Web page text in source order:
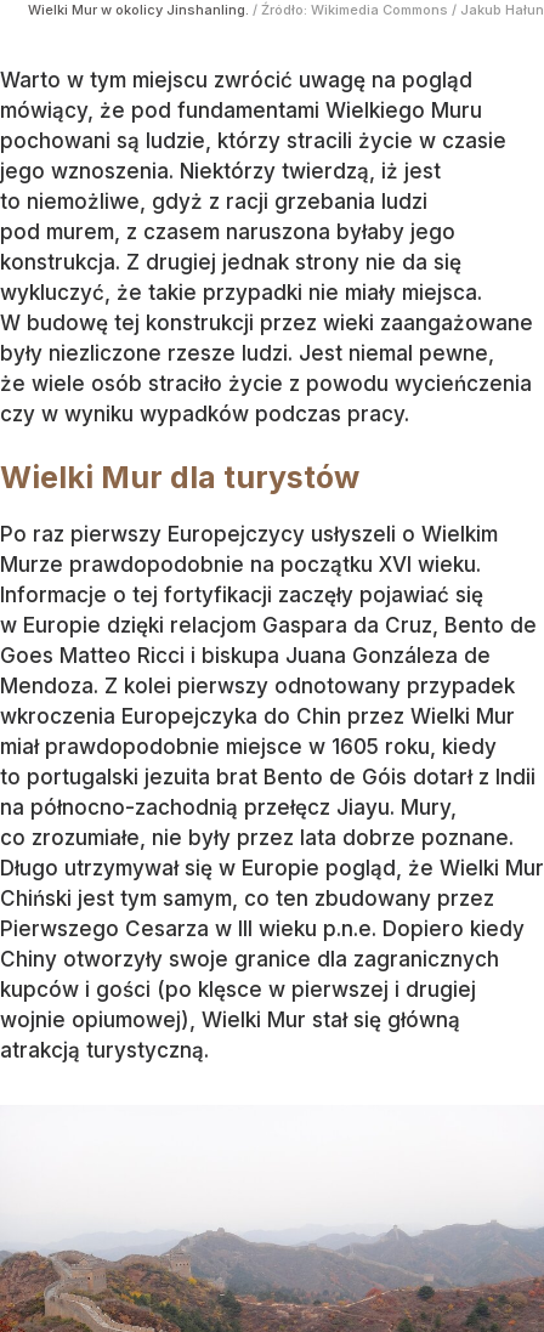
Wielki Mur w okolicy Jinshanling. / Źródło: Wikimedia Commons / Jakub Hałun
Warto w tym miejscu zwrócić uwagę na pogląd
mówiący, że pod fundamentami Wielkiego Muru
pochowani są ludzie, którzy stracili życie w czasie
jego wznoszenia. Niektórzy twierdzą, iż jest
to niemożliwe, gdyż z racji grzebania ludzi
pod murem, z czasem naruszona byłaby jego
konstrukcja. Z drugiej jednak strony nie da się
wykluczyć, że takie przypadki nie miały miejsca.
W budowę tej konstrukcji przez wieki zaangażowane
były niezliczone rzesze ludzi. Jest niemal pewne,
że wiele osób straciło życie z powodu wycieńczenia
czy w wyniku wypadków podczas pracy.
Wielki Mur dla turystów
Po raz pierwszy Europejczycy usłyszeli o Wielkim
Murze prawdopodobnie na początku XVI wieku.
Informacje o tej fortyfikacji zaczęły pojawiać się
w Europie dzięki relacjom Gaspara da Cruz, Bento de
Goes Matteo Ricci i biskupa Juana Gonzáleza de
Mendoza. Z kolei pierwszy odnotowany przypadek
wkroczenia Europejczyka do Chin przez Wielki Mur
miał prawdopodobnie miejsce w 1605 roku, kiedy
to portugalski jezuita brat Bento de Góis dotarł z Indii
na północno-zachodnią przełęcz Jiayu. Mury,
co zrozumiałe, nie były przez lata dobrze poznane.
Długo utrzymywał się w Europie pogląd, że Wielki Mur
Chiński jest tym samym, co ten zbudowany przez
Pierwszego Cesarza w III wieku p.n.e. Dopiero kiedy
Chiny otworzyły swoje granice dla zagranicznych
kupców i gości (po klęsce w pierwszej i drugiej
wojnie opiumowej), Wielki Mur stał się główną
atrakcją turystyczną.